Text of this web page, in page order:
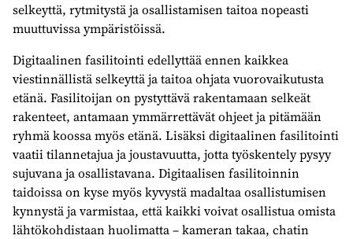
selkeyttä, rytmitystä ja osallistamisen taitoa nopeasti
muuttuvissa ympäristöissä.
Digitaalinen fasilitointi edellyttää ennen kaikkea
viestinnällistä selkeyttä ja taitoa ohjata vuorovaikutusta
etänä. Fasilitoijan on pystyttävä rakentamaan selkeät
rakenteet, antamaan ymmärrettävät ohjeet ja pitämään
ryhmä koossa myös etänä. Lisäksi digitaalinen fasilitointi
vaatii tilannetajua ja joustavuutta, jotta työskentely pysyy
sujuvana ja osallistavana. Digitaalisen fasilitoinnin
taidoissa on kyse myös kyvystä madaltaa osallistumisen
kynnystä ja varmistaa, että kaikki voivat osallistua omista
lähtökohdistaan huolimatta – kameran takaa, chatin